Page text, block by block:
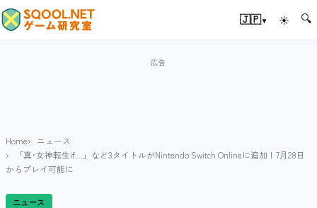
🇯🇵▾ ☀ 🔍
Home
ニュース
「真･女神転生if…」など3タイトルがNintendo Switch Onlineに追加！7月28日
からプレイ可能に
ニュース